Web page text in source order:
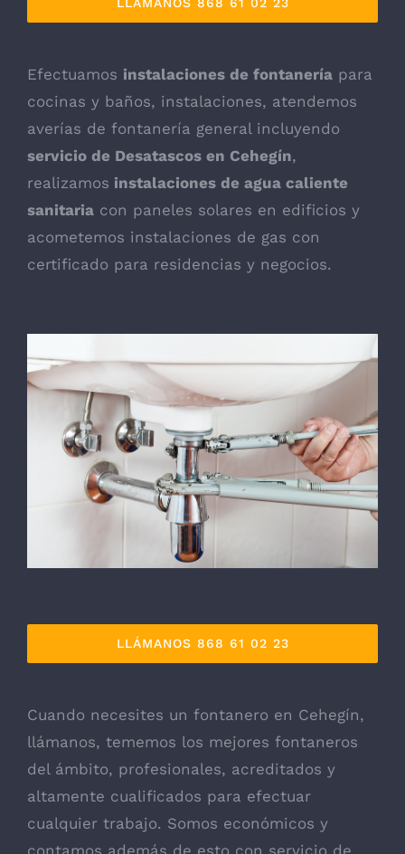
Efectuamos instalaciones de fontanería para
cocinas y baños, instalaciones, atendemos
averías de fontanería general incluyendo
servicio de Desatascos en Cehegín,
realizamos instalaciones de agua caliente
sanitaria con paneles solares en edificios y
acometemos instalaciones de gas con
certificado para residencias y negocios.
LLÁMANOS 868 61 02 23
Cuando necesites un fontanero en Cehegín,
llámanos, tememos los mejores fontaneros
del ámbito, profesionales, acreditados y
altamente cualificados para efectuar
cualquier trabajo. Somos económicos y
contamos además de esto con servicio de